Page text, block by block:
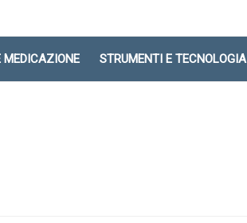
MEDICAZIONE STRUMENTI E TECNOLOGIA